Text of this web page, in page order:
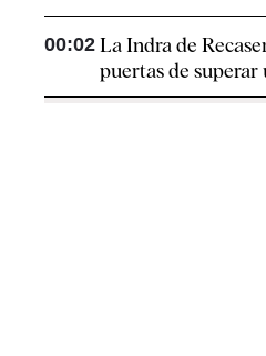
00:02 La Indra de
puertas de superar